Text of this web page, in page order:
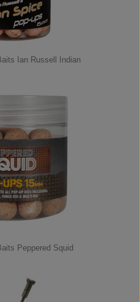
Ian Russell Indian
Peppered Squid